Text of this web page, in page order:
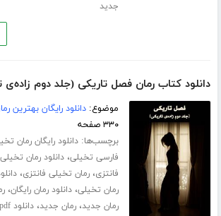
جدید
دانلود کتاب رمان فصل تاریکی (جلد دوم زاده‌ی
موضوع:دانلود رایگان بهترین
۳۳۰ صفحه
برچسب‌ها:دانلود رایگان رمان
فارسی تخیلی،دانلود رمان تخیلی
فانتزی،رمان تخیلی فانتزی،
رمان تخیلی،دانلود رمان رایگان،
رمان جدید،رمان جدید،دانلود pdf رمان